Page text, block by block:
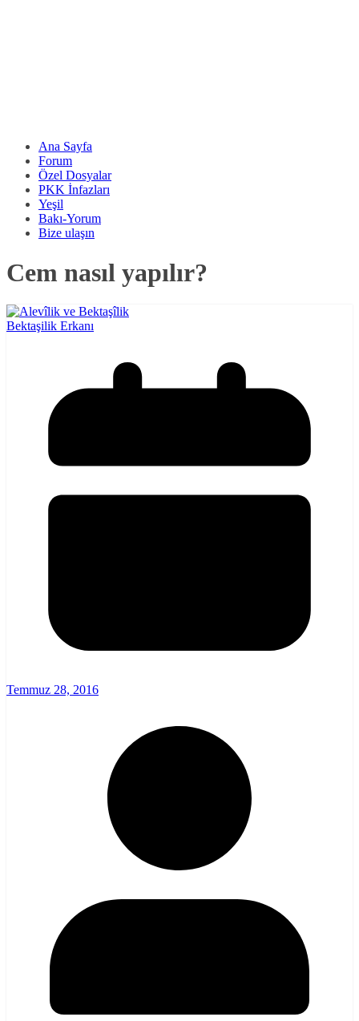
Ana Sayfa
Forum
Özel Dosyalar
PKK İnfazları
Yeşil
Bakı-Yorum
Bize ulaşın
Cem nasıl yapılır?
Bektaşilik Erkanı
Temmuz 28, 2016